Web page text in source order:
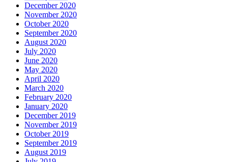
December 2020
November 2020
October 2020
September 2020
August 2020
July 2020
June 2020
May 2020
April 2020
March 2020
February 2020
January 2020
December 2019
November 2019
October 2019
September 2019
August 2019